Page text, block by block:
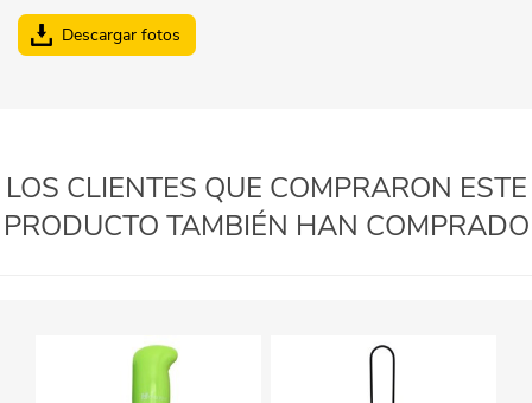
Descargar fotos
LOS CLIENTES QUE COMPRARON ESTE
PRODUCTO TAMBIÉN HAN COMPRADO